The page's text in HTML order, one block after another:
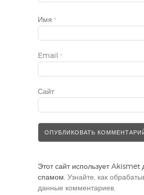
Имя *
Email *
Сайт
Этот сайт использует Akismet
спамом. Узнайте, как
данные комментариев.